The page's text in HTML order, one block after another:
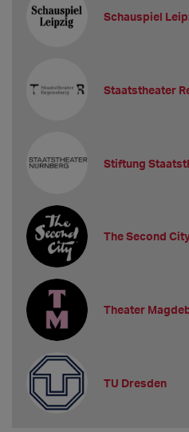
Schauspiel
Staatstheater
Stiftung
The Second
Theater
TU Dresden